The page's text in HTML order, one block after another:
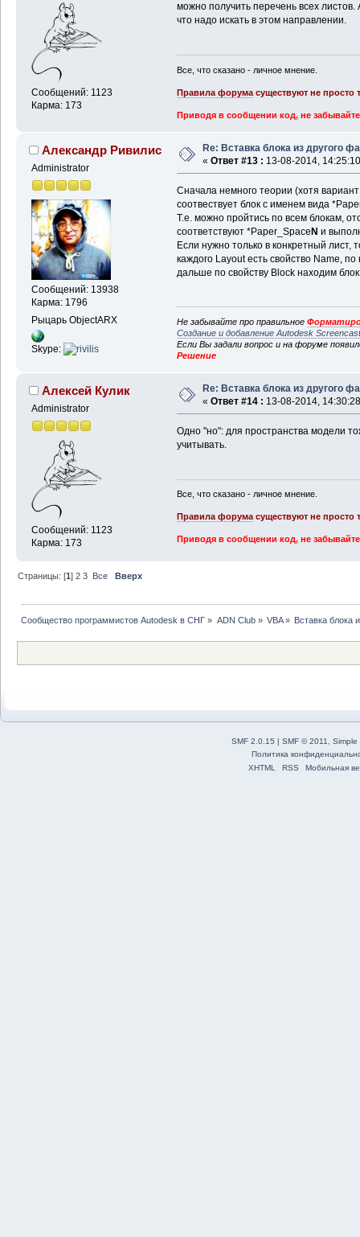
Сообщений: 1123
Карма: 173
можно получить перечень всех
что надо искать в этом направлении.
Все, что сказано - личное мнение.
Правила форумасуществуют не просто
Приводя в сообщении код, не
Александр Ривилис
Administrator
Сообщений: 13938
Карма: 1796
Рыцарь ObjectARX
Skype:
Re: Вставка блока из другого
« Ответ #13 : 13-08-2014,
Сначала немного теории (хотя
соотвествует блок с именем вида
Т.е. можно пройтись по всем блокам,
соответствуют *Paper_SpaceN и
Если нужно только в конкретный лист,
каждого Layout есть свойство Name,
дальше по свойству Block находим
Не забывайте про правильное
Создание и добавление Autodesk
Если Вы задали вопрос и на форуме
Решение
Алексей Кулик
Administrator
Сообщений: 1123
Карма: 173
Re: Вставка блока из другого
« Ответ #14 : 13-08-2014,
Одно "но": для пространства модели
учитывать.
Все, что сказано - личное мнение.
Правила форумасуществуют не просто
Приводя в сообщении код, не
Страницы: [1]2 3 Все Вверх
Сообщество программистов Autodesk в СНГ » ADN Club» VBA» Вставка блока
SMF 2.0.15 | SMF © 2011
Simple
Политика
XHTML
RSS Мобильная